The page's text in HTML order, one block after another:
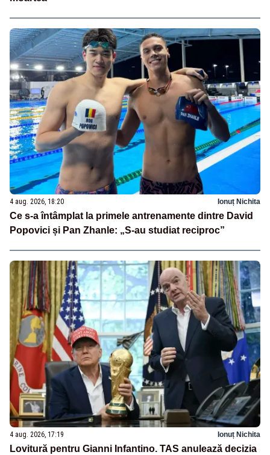
4 aug. 2026, 18:20 Ionuț Nichita
Ce s-a întâmplat la primele antrenamente dintre David
Popovici și Pan Zhanle: „S-au studiat reciproc”
4 aug. 2026, 17:19 Ionuț Nichita
Lovitură pentru Gianni Infantino. TAS anulează decizia